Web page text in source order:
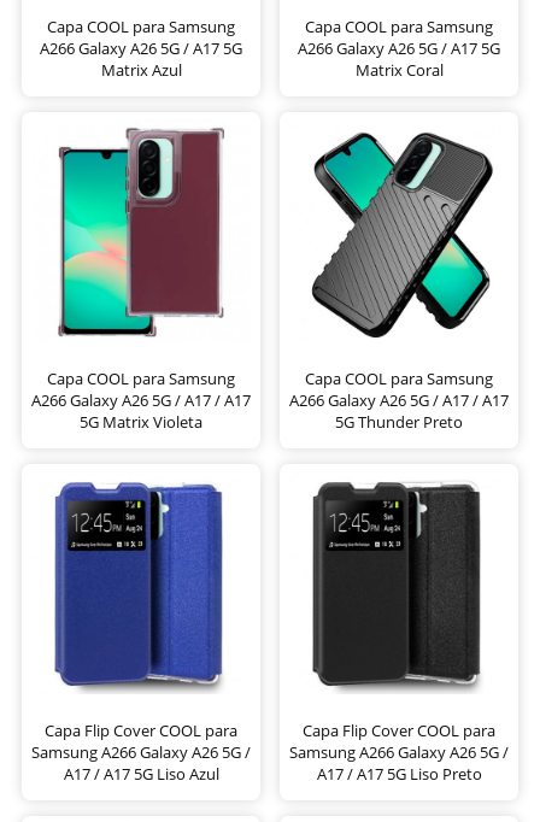
Capa COOL para Samsung
A266 Galaxy A26 5G / A17 5G
Matrix Azul
Capa COOL para Samsung
A266 Galaxy A26 5G / A17 5G
Matrix Coral
Capa COOL para Samsung
A266 Galaxy A26 5G / A17 / A17
5G Matrix Violeta
Capa COOL para Samsung
A266 Galaxy A26 5G / A17 / A17
5G Thunder Preto
Capa Flip Cover COOL para
Samsung A266 Galaxy A26 5G /
A17 / A17 5G Liso Azul
Capa Flip Cover COOL para
Samsung A266 Galaxy A26 5G /
A17 / A17 5G Liso Preto